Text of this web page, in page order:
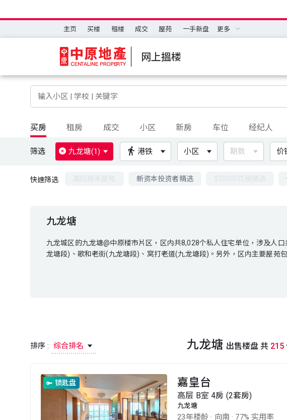
主页 买楼 租楼 成交 屋苑 一手新盘 更多
网上搵楼
买房 租房 成交 小区 新房 车位 经纪人
筛选 九龙塘(1) 港铁 小区 期数 价
快速筛选 新资本投资者精选
九龙塘
九龙城区的九龙塘@中原楼市片区，区内共8,028个私人住宅单位，涉及人
龙塘段)、歌和老街(九龙塘段)、窝打老道(九龙塘段)。另外，区内主要屋苑
九龙城区的九龙塘@中原楼市片区，区内共8,028个私人住宅单位，涉及人口共
龙塘段)、歌和老街(九龙塘段)、窝打老道(九龙塘段)。另外，区内主要屋苑
排序 : 综合排名 九龙塘 出售楼盘 共 215
锁匙盘 嘉皇台
高层 B室 4房 (2套房)
九龙塘
23年楼龄 · 向南 · 77% 实用率